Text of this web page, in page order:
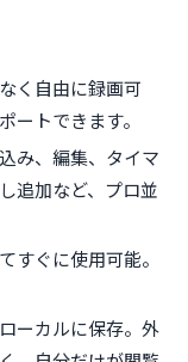
く自由に録画可
ートできます。
み、編集、タイマ
追加など、プロ並
すぐに使用可能。
ーカルに保存。外